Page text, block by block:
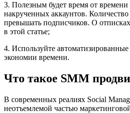
3. Полезным будет время от времени
накрученных аккаунтов.
превышать подписчиков. О
в этой статье;
4. Используйте
экономии времени.
Что такое SMM
В современных реалиях Social
неотъемлемой частью